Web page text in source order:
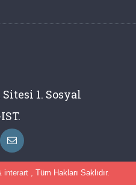
1. Sosyal
interart , Tüm Hakları Saklıdır.